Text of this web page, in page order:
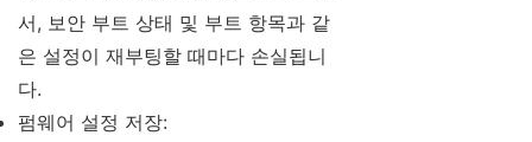
서, 보안 부트 상태 및 부트 항목과 같
은 설정이 재부팅할 때마다 손실됩니
다.
펌웨어 설정 저장: